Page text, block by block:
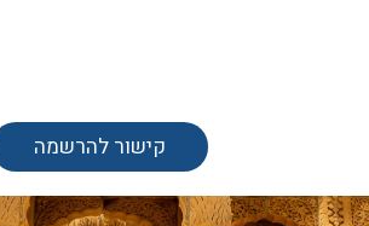
קישור להרשמה